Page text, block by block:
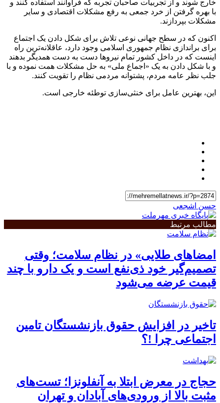
خارج شوند و از تجربیات صاحبان تجربه که فراوانند استفاده کنند و
با بهره ‌گرفتن از خرد جمعی به رفع مشکلات اقتصادی و سایر
مشکلات بپردازند.
اکنون که در سطح جهانی نوعی تلاش برای شکل دادن یک اجتماع
برای براندازی نظام جمهوری اسلامی وجود دارد، عاقلانه‌ترین راه
اینست که در داخل کشور تمام نیروها دست به دست همدیگر بدهند
و با شکل دادن به یک «اجماع ملی» به حل مشکلات همت نموده و با
جلب نظر عامه مردم، پشتوانه مردمی نظام را تقویت کنند.
این، بهترین عامل برای خنثی‌سازی توطئه خارجی است.
حسن اشجعی
مطالب مرتبط
امضاهای طلایی» در نظام سلامت؛ وقتی
تصمیم‌گیر خود ذی‌نفع است و یک دارو با چند
قیمت عرضه می‌شود
تاخیر در افزایش حقوق بازنشستگان تامین
اجتماعی چرا !؟
حجاج در معرض ابتلا به آنفلونزا؛ تست‌های
مثبت بالا از ورودی‌های آبادان و تهران